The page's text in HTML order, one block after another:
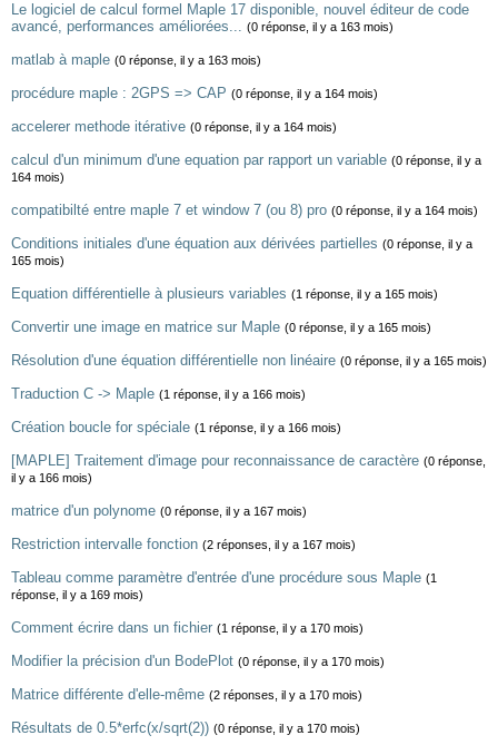
Le logiciel de calcul formel Maple 17 disponible, nouvel éditeur de code
avancé, performances améliorées... (0 réponse, il y a 163 mois)
matlab à maple (0 réponse, il y a 163 mois)
procédure maple : 2GPS => CAP (0 réponse, il y a 164 mois)
accelerer methode itérative (0 réponse, il y a 164 mois)
calcul d'un minimum d'une equation par rapport un variable (0 réponse, il y a
164 mois)
compatibilté entre maple 7 et window 7 (ou 8) pro (0 réponse, il y a 164 mois)
Conditions initiales d'une équation aux dérivées partielles (0 réponse, il y a
165 mois)
Equation différentielle à plusieurs variables (1 réponse, il y a 165 mois)
Convertir une image en matrice sur Maple (0 réponse, il y a 165 mois)
Résolution d'une équation différentielle non linéaire (0 réponse, il y a 165 mois)
Traduction C -> Maple (1 réponse, il y a 166 mois)
Création boucle for spéciale (1 réponse, il y a 166 mois)
[MAPLE] Traitement d'image pour reconnaissance de caractère (0 réponse,
il y a 166 mois)
matrice d'un polynome (0 réponse, il y a 167 mois)
Restriction intervalle fonction (2 réponses, il y a 167 mois)
Tableau comme paramètre d'entrée d'une procédure sous Maple (1
réponse, il y a 169 mois)
Comment écrire dans un fichier (1 réponse, il y a 170 mois)
Modifier la précision d'un BodePlot (0 réponse, il y a 170 mois)
Matrice différente d'elle-même (2 réponses, il y a 170 mois)
Résultats de 0.5*erfc(x/sqrt(2)) (0 réponse, il y a 170 mois)